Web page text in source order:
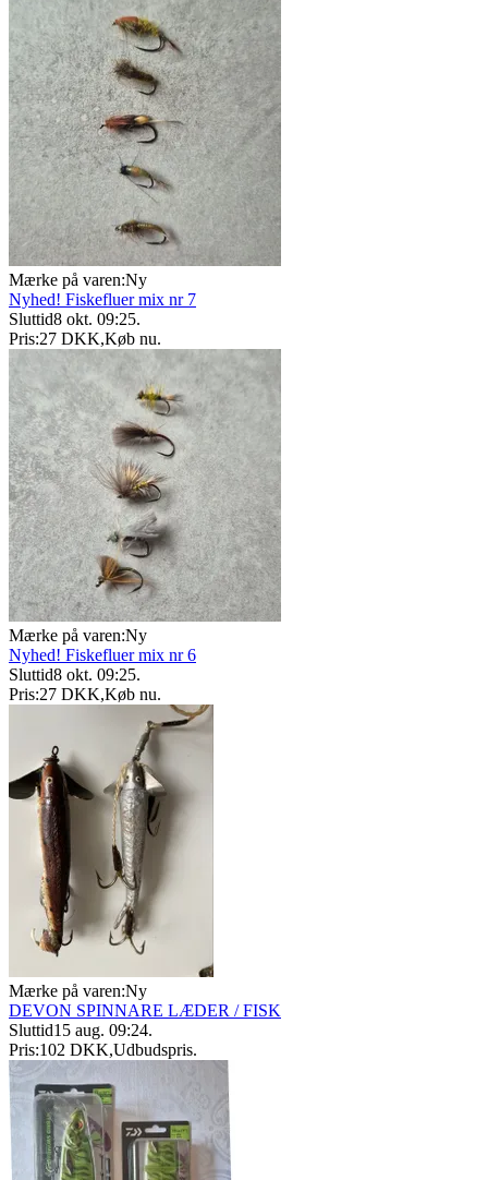
Mærke på varen:Ny
Nyhed! Fiskefluer mix nr 7
Sluttid8 okt. 09:25.
Pris:27 DKK,Køb nu.
Mærke på varen:Ny
Nyhed! Fiskefluer mix nr 6
Sluttid8 okt. 09:25.
Pris:27 DKK,Køb nu.
Mærke på varen:Ny
DEVON SPINNARE LÆDER / FISK
Sluttid15 aug. 09:24.
Pris:102 DKK,Udbudspris.